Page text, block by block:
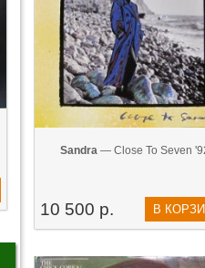
Sandra— Close To Seven
10 500 р. В